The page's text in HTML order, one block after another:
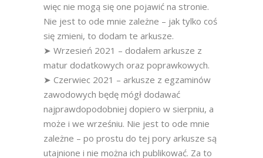
więc nie mogą się one pojawić na stronie.
Nie jest to ode mnie zależne – jak tylko coś
się zmieni, to dodam te arkusze.
➤ Wrzesień 2021 – dodałem arkusze z
matur dodatkowych oraz poprawkowych.
➤ Czerwiec 2021 – arkusze z egzaminów
zawodowych będę mógł dodawać
najprawdopodobniej dopiero w sierpniu, a
może i we wrześniu. Nie jest to ode mnie
zależne – po prostu do tej pory arkusze są
utajnione i nie można ich publikować. Za to